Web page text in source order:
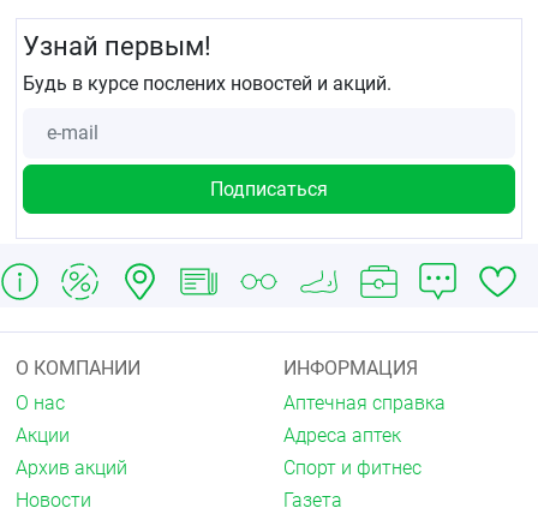
Узнай первым!
Будь в курсе послених новостей и акций.
О КОМПАНИИ
О нас
Акции
Архив акций
Новости
ИНФОРМАЦИЯ
Аптечная справка
Адреса аптек
Спорт и фитнес
Газета